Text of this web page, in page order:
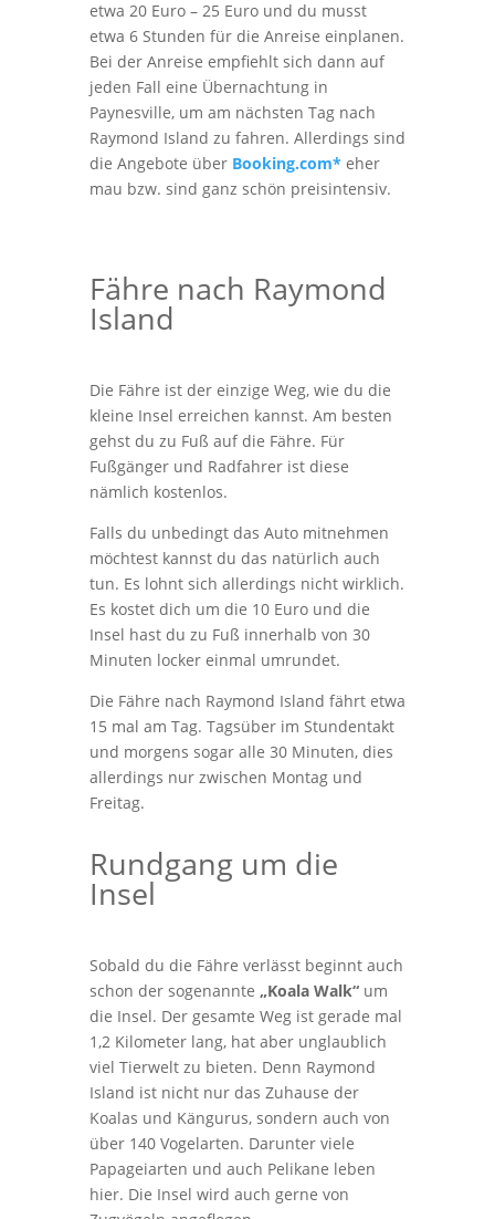
etwa 20 Euro – 25 Euro und du musst
etwa 6 Stunden für die Anreise einplanen.
Bei der Anreise empfiehlt sich dann auf
jeden Fall eine Übernachtung in
Paynesville, um am nächsten Tag nach
Raymond Island zu fahren. Allerdings sind
die Angebote über Booking.com* eher
mau bzw. sind ganz schön preisintensiv.
Fähre nach Raymond
Island
Die Fähre ist der einzige Weg, wie du die
kleine Insel erreichen kannst. Am besten
gehst du zu Fuß auf die Fähre. Für
Fußgänger und Radfahrer ist diese
nämlich kostenlos.
Falls du unbedingt das Auto mitnehmen
möchtest kannst du das natürlich auch
tun. Es lohnt sich allerdings nicht wirklich.
Es kostet dich um die 10 Euro und die
Insel hast du zu Fuß innerhalb von 30
Minuten locker einmal umrundet.
Die Fähre nach Raymond Island fährt etwa
15 mal am Tag. Tagsüber im Stundentakt
und morgens sogar alle 30 Minuten, dies
allerdings nur zwischen Montag und
Freitag.
Rundgang um die
Insel
Sobald du die Fähre verlässt beginnt auch
schon der sogenannte „Koala Walk“um
die Insel. Der gesamte Weg ist gerade mal
1,2 Kilometer lang, hat aber unglaublich
viel Tierwelt zu bieten. Denn Raymond
Island ist nicht nur das Zuhause der
Koalas und Kängurus, sondern auch von
über 140 Vogelarten. Darunter viele
Papageiarten und auch Pelikane leben
hier. Die Insel wird auch gerne von